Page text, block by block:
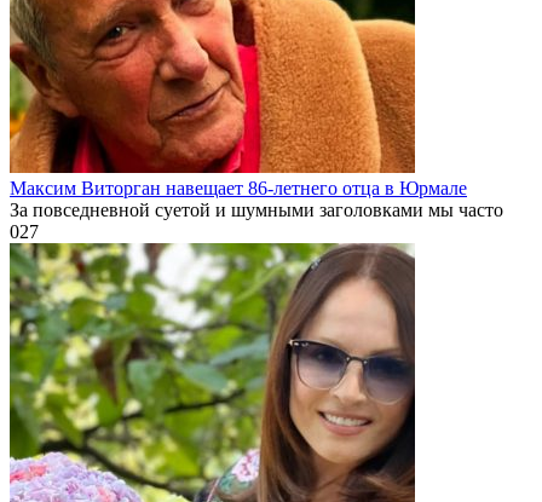
Максим Виторган навещает 86-летнего отца в Юрмале
За повседневной суетой и шумными заголовками мы часто
027